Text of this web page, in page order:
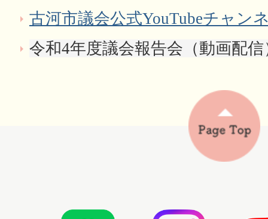
古河市議会公式YouTubeチャン
令和4年度議会報告会（動画配信